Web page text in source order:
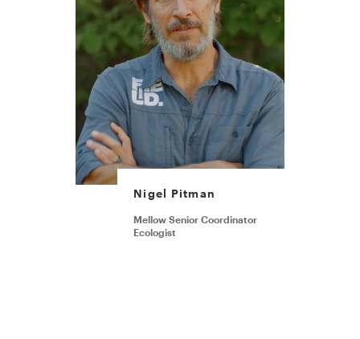
Nigel Pitman
Mellow Senior Coordinator
Ecologist